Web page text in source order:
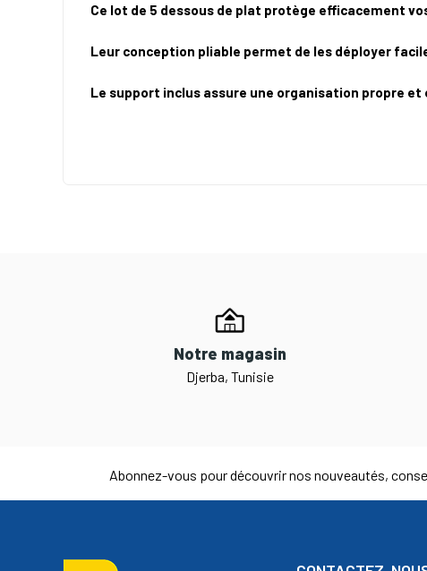
Ce lot de 5 dessous de plat protège efficacement
Leur conception pliable permet de les déployer
Le support inclus assure une organisation propre
Notre magasin
Djerba, Tunisie
Abonnez-vous pour découvrir nos nouveautés,